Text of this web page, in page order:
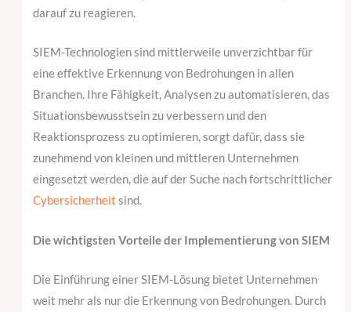
darauf zu reagieren.
SIEM-Technologien sind mittlerweile unverzichtbar für
eine effektive Erkennung von Bedrohungen in allen
Branchen. Ihre Fähigkeit, Analysen zu automatisieren, das
Situationsbewusstsein zu verbessern und den
Reaktionsprozess zu optimieren, sorgt dafür, dass sie
zunehmend von kleinen und mittleren Unternehmen
eingesetzt werden, die auf der Suche nach fortschrittlicher
Cybersicherheit sind.
Die wichtigsten Vorteile der Implementierung von SIEM
Die Einführung einer SIEM-Lösung bietet Unternehmen
weit mehr als nur die Erkennung von Bedrohungen. Durch